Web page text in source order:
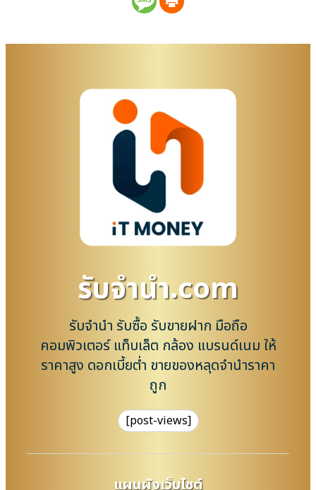
รับจํานํา.com
รับจำนำ รับซื้อ รับขายฝาก มือถือ
คอมพิวเตอร์ แท็บเล็ต กล้อง แบรนด์เนม ให้
ราคาสูง ดอกเบี้ยต่ำ ขายของหลุดจำนำราคา
ถูก
[post-views]
แผนผังเว็บไซต์